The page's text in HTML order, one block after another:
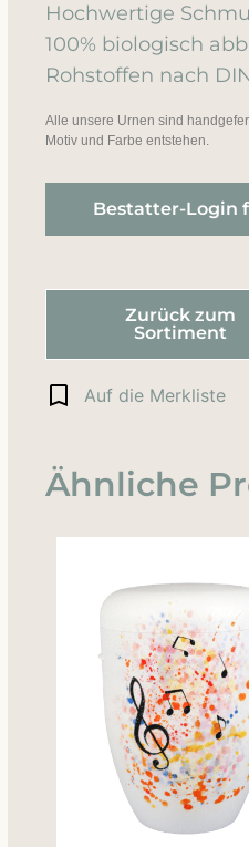
Hochwertige
100% biologisch
Rohstoffen nach
Alle unsere Urnen sind
Motiv und Farbe entstehen.
Bestatter-Login
Zurück zum
Sortiment
Auf die Merkliste
Ähnliche